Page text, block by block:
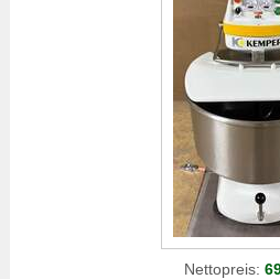
Nettopreis: